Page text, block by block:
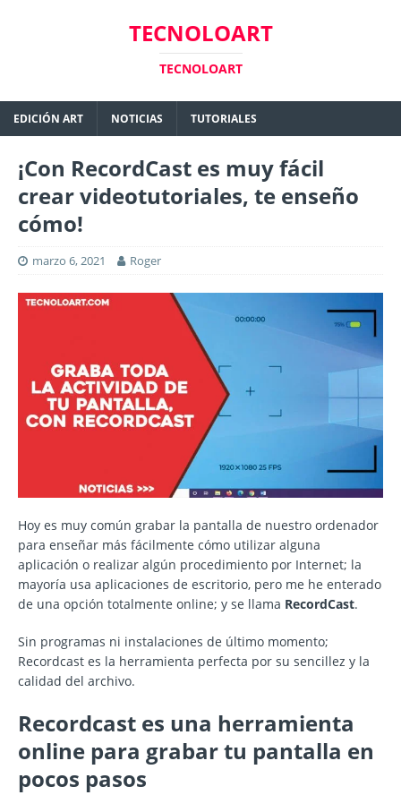
TECNOLOART
TECNOLOART
EDICIÓN ART NOTICIAS TUTORIALES
¡Con RecordCast es muy fácil
crear videotutoriales, te enseño
cómo!
marzo 6, 2021 Roger
Hoy es muy común grabar la pantalla de nuestro ordenador
para enseñar más fácilmente cómo utilizar alguna
aplicación o realizar algún procedimiento por Internet; la
mayoría usa aplicaciones de escritorio, pero me he enterado
de una opción totalmente online; y se llama RecordCast.
Sin programas ni instalaciones de último momento;
Recordcast es la herramienta perfecta por su sencillez y la
calidad del archivo.
Recordcast es una herramienta
online para grabar tu pantalla en
pocos pasos